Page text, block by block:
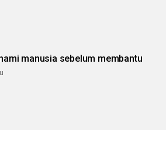
manusia sebelum membantu